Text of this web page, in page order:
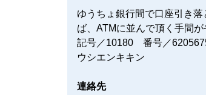
ゆうちょ銀行間で口座引き
ば、ATMに並んで頂く手間
記号／10180 番号／
ウシエンキキン
連絡先